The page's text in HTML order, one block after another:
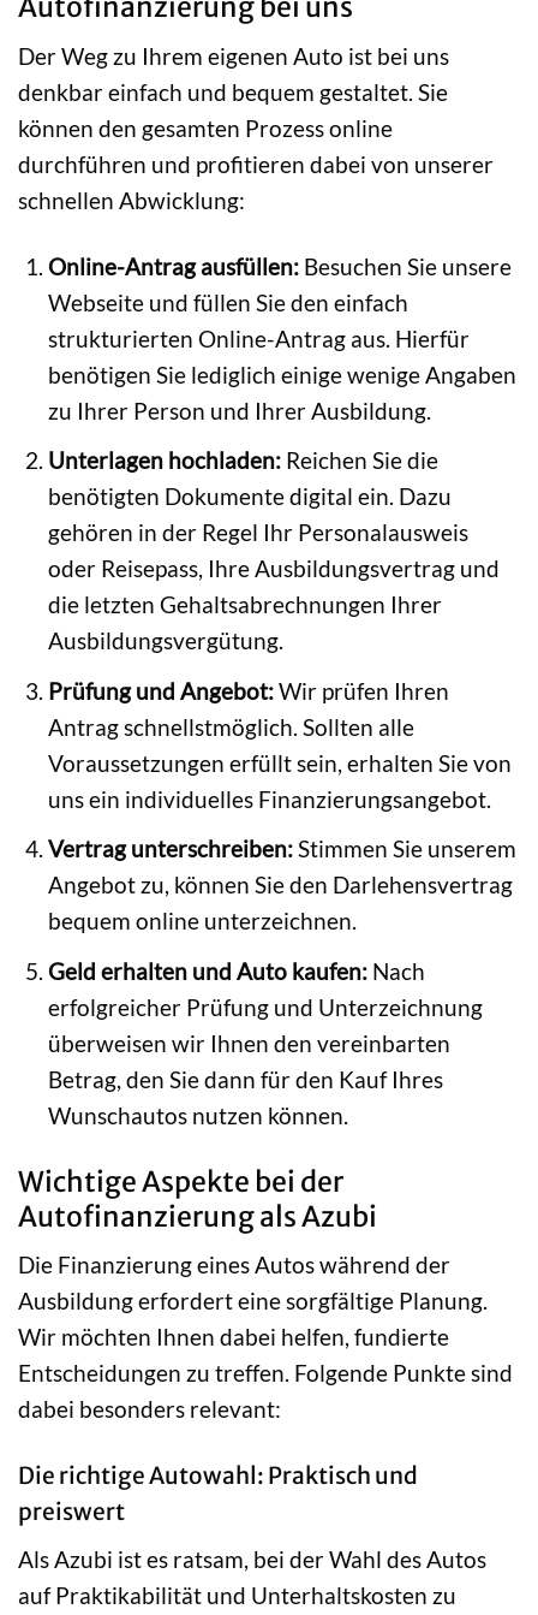
Der Weg zu Ihrem eigenen Auto ist bei uns
denkbar einfach und bequem gestaltet. Sie
können den gesamten Prozess online
durchführen und profitieren dabei von unserer
schnellen Abwicklung:
Online-Antrag ausfüllen:Besuchen Sie unsere
Webseite und füllen Sie den einfach
strukturierten Online-Antrag aus. Hierfür
benötigen Sie lediglich einige wenige Angaben
zu Ihrer Person und Ihrer Ausbildung.
Unterlagen hochladen:Reichen Sie die
benötigten Dokumente digital ein. Dazu
gehören in der Regel Ihr Personalausweis
oder Reisepass, Ihre Ausbildungsvertrag und
die letzten Gehaltsabrechnungen Ihrer
Ausbildungsvergütung.
Prüfung und Angebot:Wir prüfen Ihren
Antrag schnellstmöglich. Sollten alle
Voraussetzungen erfüllt sein, erhalten Sie von
uns ein individuelles Finanzierungsangebot.
Vertrag unterschreiben:Stimmen Sie unserem
Angebot zu, können Sie den Darlehensvertrag
bequem online unterzeichnen.
Geld erhalten und Auto kaufen:Nach
erfolgreicher Prüfung und Unterzeichnung
überweisen wir Ihnen den vereinbarten
Betrag, den Sie dann für den Kauf Ihres
Wunschautos nutzen können.
Wichtige Aspekte bei der
Autofinanzierung als Azubi
Die Finanzierung eines Autos während der
Ausbildung erfordert eine sorgfältige Planung.
Wir möchten Ihnen dabei helfen, fundierte
Entscheidungen zu treffen. Folgende Punkte sind
dabei besonders relevant:
Die richtige Autowahl: Praktisch und
preiswert
Als Azubi ist es ratsam, bei der Wahl des Autos
auf Praktikabilität und Unterhaltskosten zu